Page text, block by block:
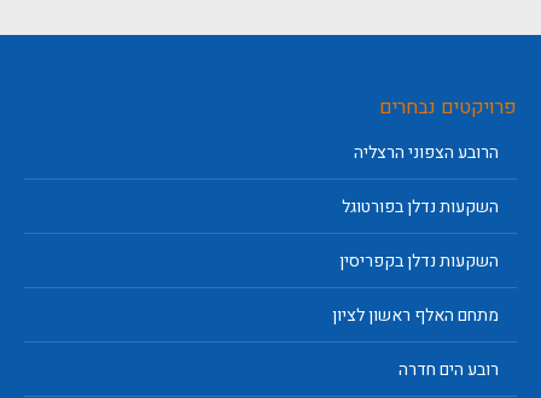
פרויקטים נבחרים
הרובע הצפוני הרצליה
השקעות נדלן בפורטוגל
השקעות נדלן בקפריסין
מתחם האלף ראשון לציון
רובע הים חדרה